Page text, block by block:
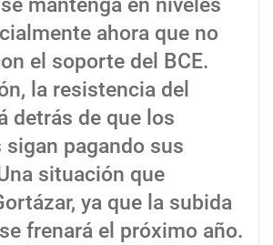
ahora que no
el soporte del BCE.
la resistencia del
detrás de que los
sigan pagando sus
situación que
ya que la subida
frenará el próximo año.